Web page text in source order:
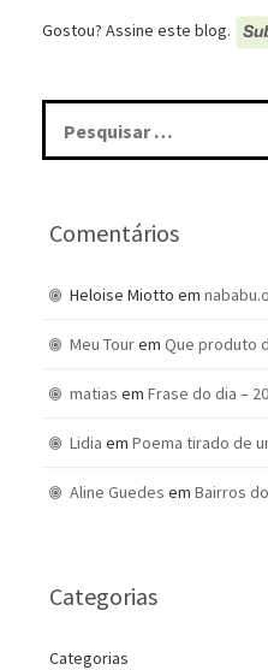
Gostou? Assine este blog.
Pesquisar
por:
Comentários
Heloise Miotto em
Meu Tourem Que produto
matias em Frase do dia –
Lidia em Poema tirado de
Aline Guedes em Bairros
Categorias
Categorias